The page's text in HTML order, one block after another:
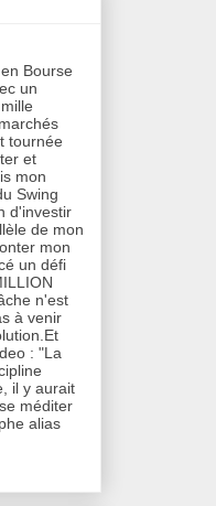
Bourse
un
tournée
et
mon
Swing
d'investir
de mon
mon
un défi
n'est
à venir
: "La
il y aurait
méditer
alias